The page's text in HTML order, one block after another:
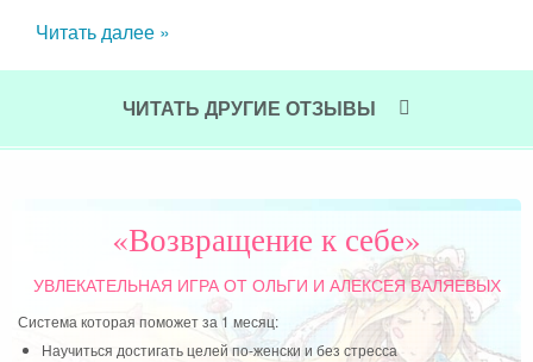
Читать далее »
ЧИТАТЬ ДРУГИЕ ОТЗЫВЫ
«Возвращение к себе»
УВЛЕКАТЕЛЬНАЯ ИГРАОТ ОЛЬГИ И АЛЕКСЕЯ ВАЛЯЕВЫХ
Система которая поможет за 1 месяц:
Научиться достигать целей по-женски и без стресса